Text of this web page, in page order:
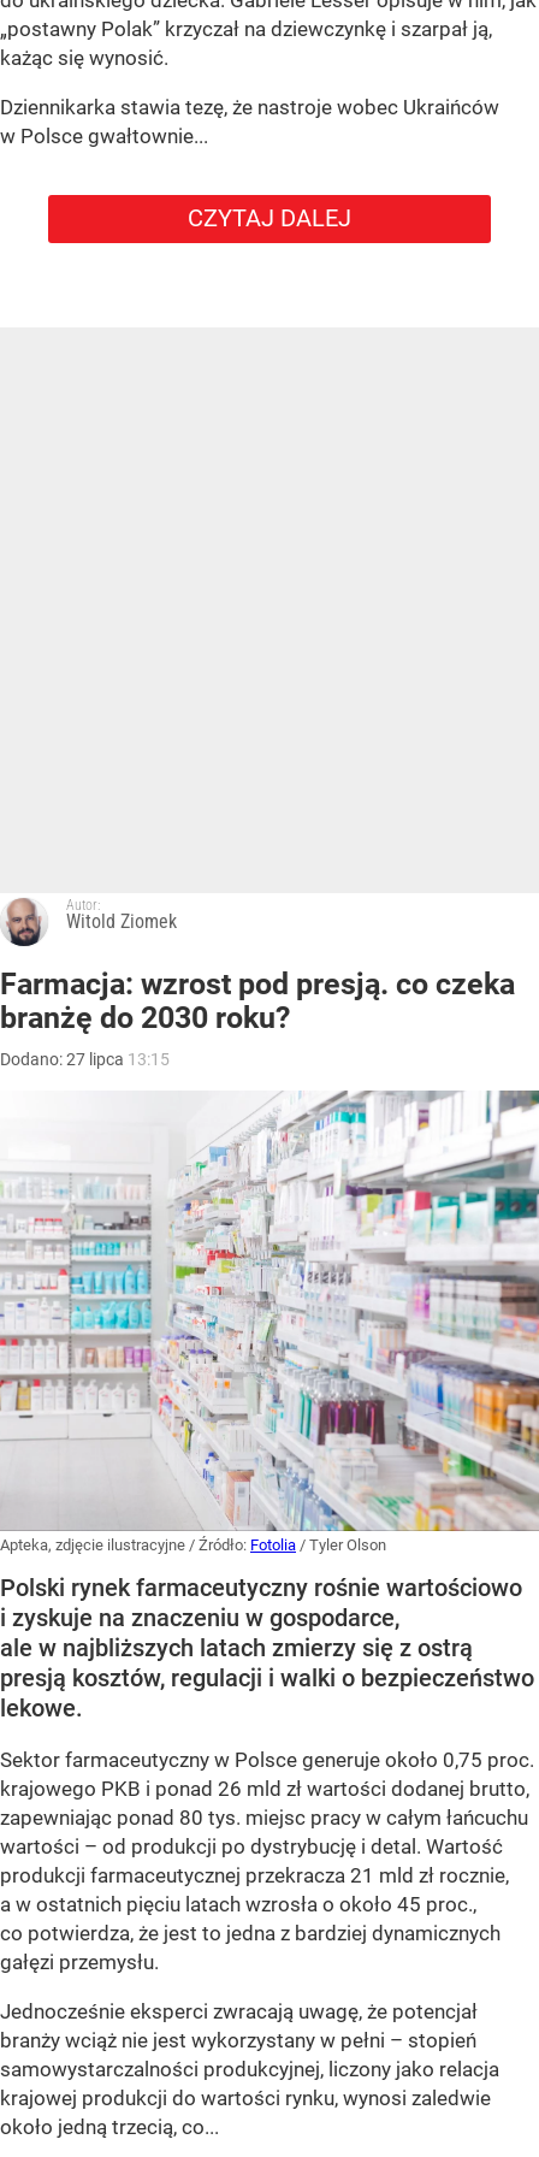
„postawny Polak” krzyczał na dziewczynkę i szarpał ją,
każąc się wynosić.
Dziennikarka stawia tezę, że nastroje wobec Ukraińców
w Polsce gwałtownie...
CZYTAJ DALEJ
Autor:
Witold Ziomek
Farmacja: wzrost pod presją. co czeka
branżę do 2030 roku?
Dodano:27 lipca 13:15
Apteka, zdjęcie ilustracyjne / Źródło: Fotolia / Tyler Olson
Polski rynek farmaceutyczny rośnie wartościowo
i zyskuje na znaczeniu w gospodarce,
ale w najbliższych latach zmierzy się z ostrą
presją kosztów, regulacji i walki o bezpieczeństwo
lekowe.
Sektor farmaceutyczny w Polsce generuje około 0,75 proc.
krajowego PKB i ponad 26 mld zł wartości dodanej brutto,
zapewniając ponad 80 tys. miejsc pracy w całym łańcuchu
wartości – od produkcji po dystrybucję i detal. Wartość
produkcji farmaceutycznej przekracza 21 mld zł rocznie,
a w ostatnich pięciu latach wzrosła o około 45 proc.,
co potwierdza, że jest to jedna z bardziej dynamicznych
gałęzi przemysłu.
Jednocześnie eksperci zwracają uwagę, że potencjał
branży wciąż nie jest wykorzystany w pełni – stopień
samowystarczalności produkcyjnej, liczony jako relacja
krajowej produkcji do wartości rynku, wynosi zaledwie
około jedną trzecią, co...